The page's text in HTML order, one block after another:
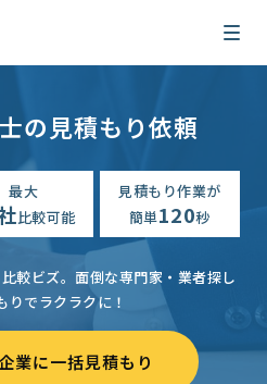
の見積もり依頼
最大
比較可能
見積もり作業が
簡単120秒
較ビズ。 面倒な専門家・業者探し
りでラクラクに！
業に一括見積もり